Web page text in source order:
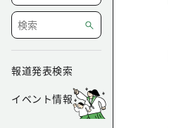
報道発表検索
イベント情報